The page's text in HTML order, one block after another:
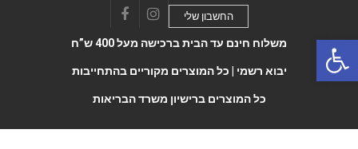
FacebookInstagram
החשבון שלי
משלוח חינם עד הבית ברכישה מעל 400 ש”ח
יבוא רשמי | כל המוצרים מקוריים בהתחייבות
כל המוצרים ברישיון משרד הבריאות